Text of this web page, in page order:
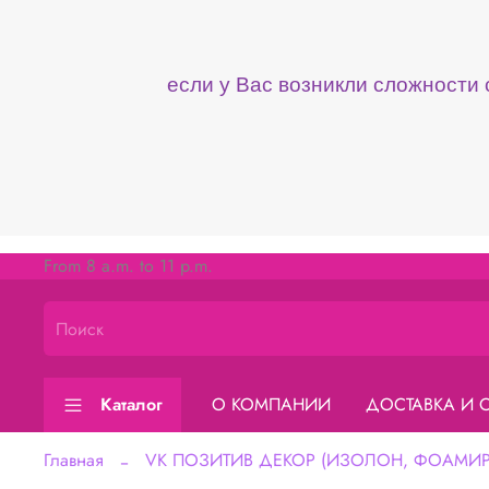
если у Вас возникли
From 8 a.m. to 11 p.m.
Каталог О КОМПАНИИ ДОСТАВКА И
Главная VK ПОЗИТИВ ДЕКОР (ИЗОЛОН,